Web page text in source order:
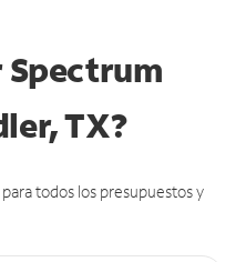
Spectrum
TX?
todos los presupuestos y